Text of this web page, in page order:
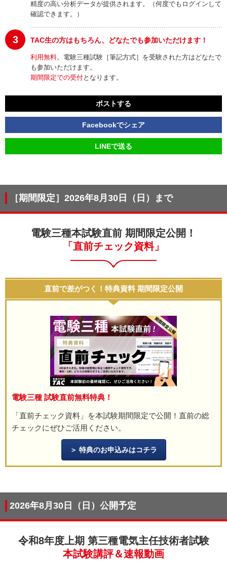
精度の高い分析データが提供されます。（何度でもログインして
確認できます。）
3 TAC生の方はもちろん、どなたでも参加いただけます！
利用無料。 電験三種試験［筆記方式］を受験された方はどなたで
も参加いただけます。
期間限定での受付となります。
ポストする
Facebookでシェア
LINEで送る
［期間限定］2026年8月30日（日）まで
電験三種本試験直前 期間限定公開！
「直前チェック資料」
直前で差がつく！特典資料 期間限定公開
電験三種 試験直前無料特典！
「直前チェック資料」を本試験期間限定で公開！直前の総
チェックにぜひご活用ください。
特典のお申込みはコチラ
2026年8月30日（日）公開予定
令和8年度上期 第三種電気主任技術者試験
本試験講評＆速報動画